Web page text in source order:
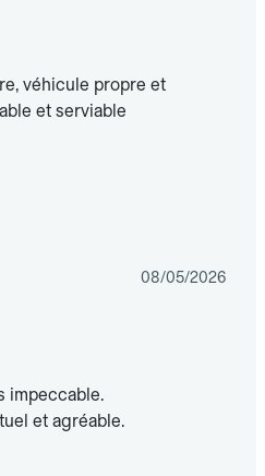
véhicule propre et
et serviable
08/05/2026
impeccable.
et agréable.